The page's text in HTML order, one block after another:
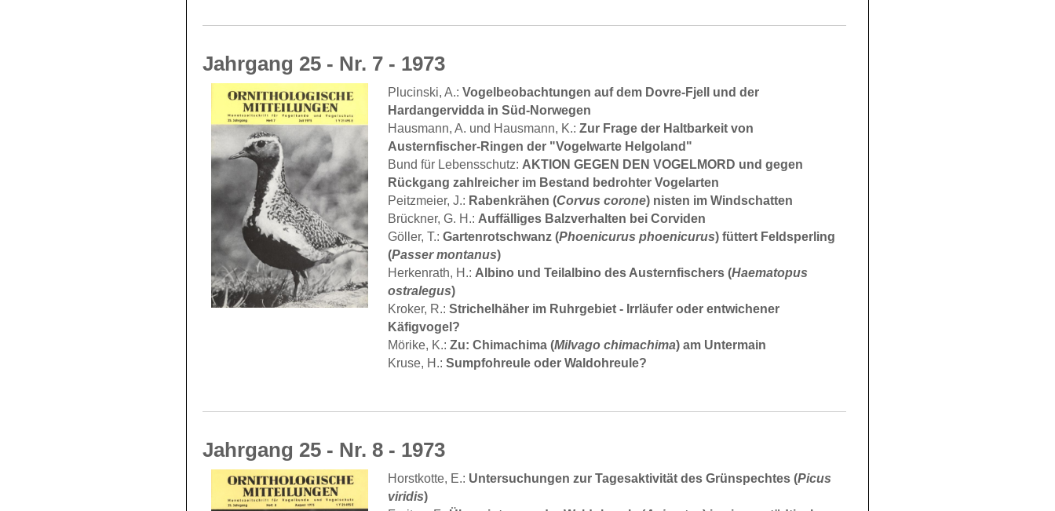
Jahrgang 25 - Nr. 7 - 1973
Plucinski, A.: Vogelbeobachtungen auf dem Dovre-Fjell und der
Hardangervidda in Süd-Norwegen
Hausmann, A. und Hausmann, K.: Zur Frage der Haltbarkeit von
Austernfischer-Ringen der "Vogelwarte Helgoland"
Bund für Lebensschutz: AKTION GEGEN DEN VOGELMORD und gegen
Rückgang zahlreicher im Bestand bedrohter Vogelarten
Peitzmeier, J.: Rabenkrähen (Corvus corone) nisten im Windschatten
Brückner, G. H.: Auffälliges Balzverhalten bei Corviden
Göller, T.: Gartenrotschwanz (Phoenicurus phoenicurus) füttert Feldsperling
(Passer montanus)
Herkenrath, H.: Albino und Teilalbino des Austernfischers (Haematopus
ostralegus)
Kroker, R.: Strichelhäher im Ruhrgebiet - Irrläufer oder entwichener
Käfigvogel?
Mörike, K.: Zu: Chimachima (Milvago chimachima) am Untermain
Kruse, H.: Sumpfohreule oder Waldohreule?
Jahrgang 25 - Nr. 8 - 1973
Horstkotte, E.: Untersuchungen zur Tagesaktivität des Grünspechtes (Picus
viridis)